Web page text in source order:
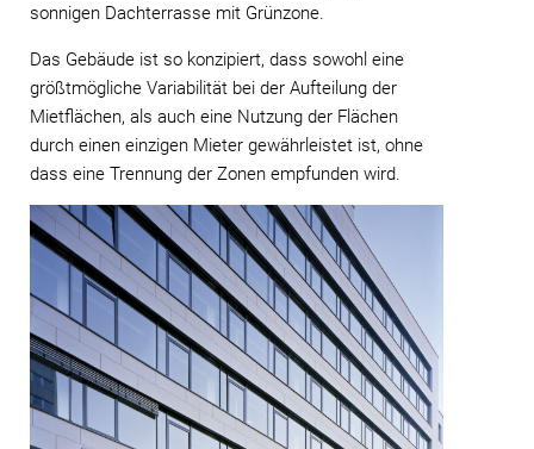
sonnigen Dachterrasse mit Grünzone.
Das Gebäude ist so konzipiert, dass sowohl eine
größtmögliche Variabilität bei der Aufteilung der
Mietflächen, als auch eine Nutzung der Flächen
durch einen einzigen Mieter gewährleistet ist, ohne
dass eine Trennung der Zonen empfunden wird.